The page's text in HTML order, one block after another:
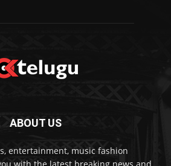
ABOUT US
entertainment, music fashion
with the latest breaking news and